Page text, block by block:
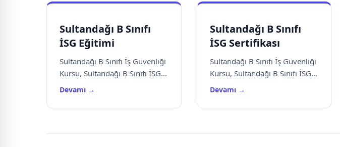
Sultandağı B Sınıfı
İSG Eğitimi
Sultandağı B Sınıfı İş Güvenliği
Kursu, Sultandağı B Sınıfı İSG...
Devamı →
Sultandağı B Sınıfı
İSG Sertifikası
Sultandağı B Sınıfı İş Güvenliği
Kursu, Sultandağı B Sınıfı İSG...
Devamı →